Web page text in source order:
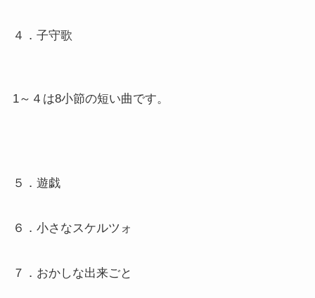
４．子守歌
1～４は8小節の短い曲です。
５．遊戯
６．小さなスケルツォ
７．おかしな出来ごと